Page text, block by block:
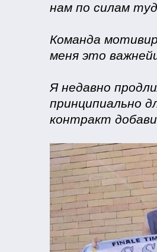
нам по силам
Команда
меня это
Я недавно
принципиально
контракт